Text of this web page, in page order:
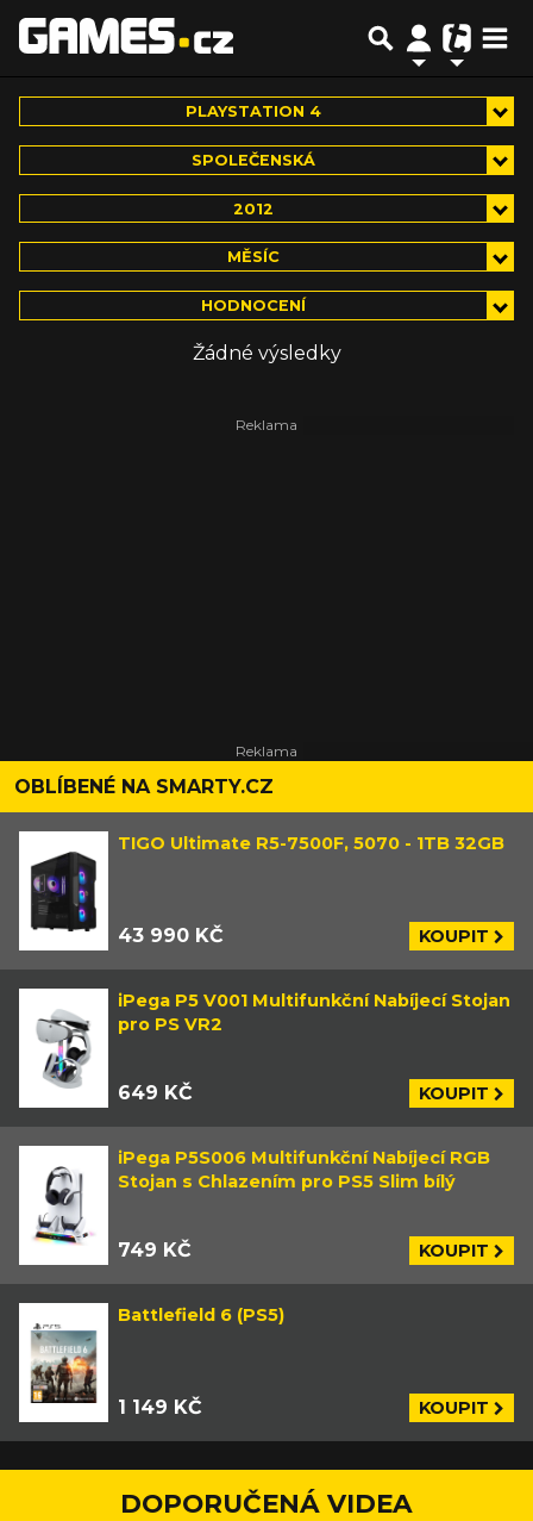
PLAYSTATION 4
SPOLEČENSKÁ
2012
MĚSÍC
HODNOCENÍ
Žádné výsledky
OBLÍBENÉ NA SMARTY.CZ
TIGO Ultimate R5-7500F, 5070 - 1TB 32GB
43 990 KČ KOUPIT
iPega P5 V001 Multifunkční Nabíjecí Stojan
pro PS VR2
649 KČ KOUPIT
iPega P5S006 Multifunkční Nabíjecí RGB
Stojan s Chlazením pro PS5 Slim bílý
749 KČ KOUPIT
Battlefield 6 (PS5)
1 149 KČ KOUPIT
DOPORUČENÁ VIDEA